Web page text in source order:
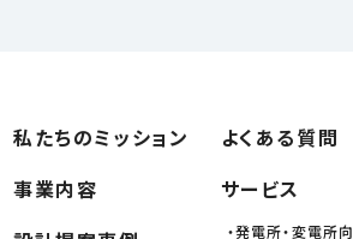
私たちのミッション
事業内容
よくある質問
サービス
・発電所・変電